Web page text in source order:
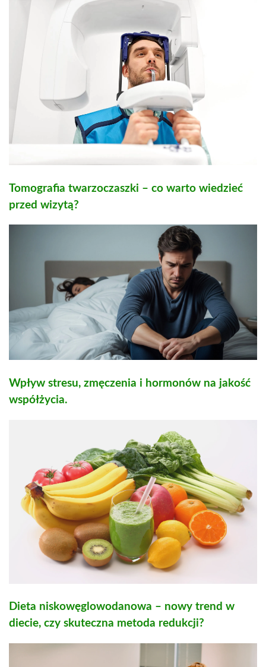
Tomografia twarzoczaszki – co warto wiedzieć
przed wizytą?
Wpływ stresu, zmęczenia i hormonów na jakość
współżycia.
Dieta niskowęglowodanowa – nowy trend w
diecie, czy skuteczna metoda redukcji?